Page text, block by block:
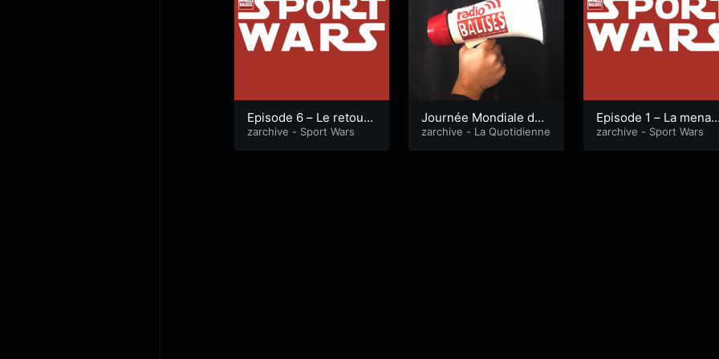
Episode 6 – Le retour
d’une paix
zarchive - Sport Wars
Journée Mondiale de l
a biodiversité.
zarchive - La Quotidienne
Episode 1 – La menace
noire
zarchive - Sport Wars